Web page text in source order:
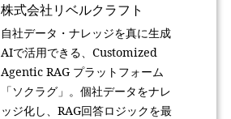
株式会社リベルクラフト
自社データ・ナレッジを真に生成
AIで活用できる、Customized
Agentic RAG プラットフォーム
「ソクラグ」。個社データをナレ
ッジ化し、RAG回答ロジックを最